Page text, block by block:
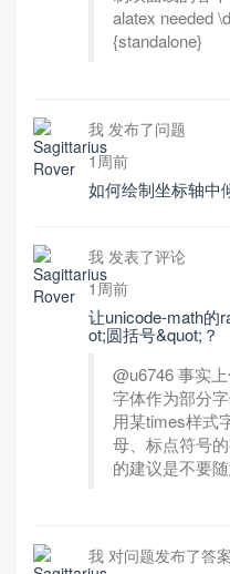
alatex needed
{standalone}
我 发布了问题
1周前
如何绘制坐标轴中
我 发表了评论
1周前
让unicode-math的
ot;圆括号&quot;？
@u6746 事实
字体作为部分
用某times样式
母、标点符号
的建议是不要
我 对问题发布了答案